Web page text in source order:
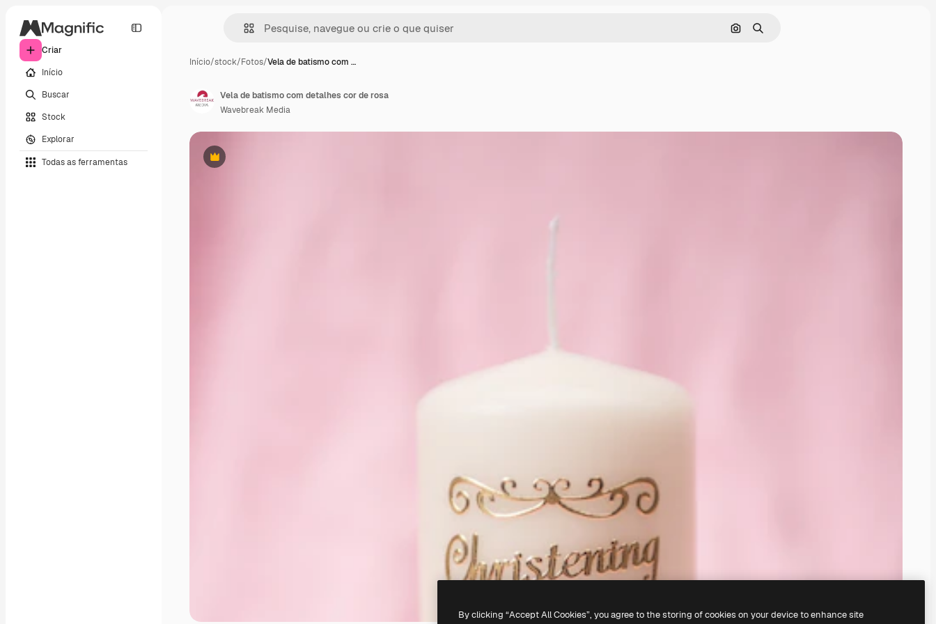
Criar
Início
Buscar
Stock
Explorar
Todas as ferramentas
Pesquisar por imagem
Buscar
Início/stock/Fotos/Vela de batismo com …
Premium
Vela de batismo com detalhes cor de rosa
Wavebreak Media
By clicking “Accept All Cookies”, you agree to the storing of cookies on your device to enhance site